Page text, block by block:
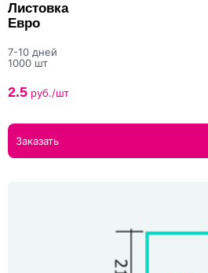
Листовка
Евро
7-10 дней
1000 шт
2.5 руб./шт
Заказать